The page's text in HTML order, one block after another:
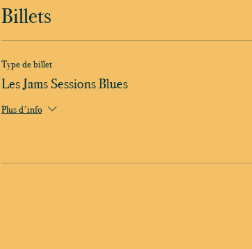
Billets
Type de billet
Les Jams Sessions Blues
Plus d'info